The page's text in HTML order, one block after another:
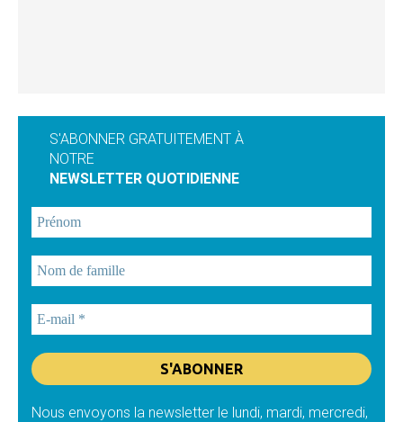
S'ABONNER GRATUITEMENT À
NOTRE
NEWSLETTER QUOTIDIENNE
Nous envoyons la newsletter le lundi, mardi, mercredi,